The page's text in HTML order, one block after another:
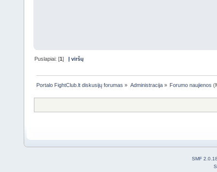
Puslapiai: [1]Į viršų
Portalo FightClub.lt diskusijų forumas » Administracija» Forumo naujienos
SMF